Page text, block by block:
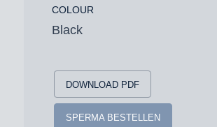
COLOUR
Black
DOWNLOAD PDF
SPERMA BESTELLEN